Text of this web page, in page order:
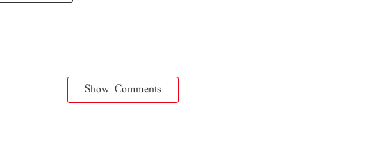
Show Comments